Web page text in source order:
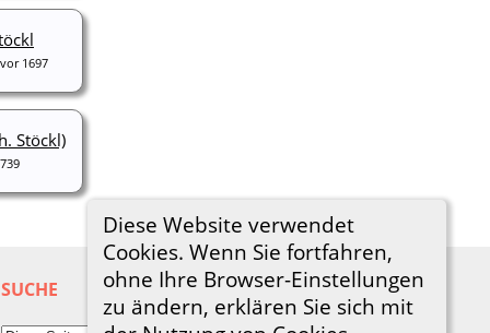
Diese Website verwendet
Cookies. Wenn Sie fortfahren,
ohne Ihre Browser-Einstellungen
zu ändern, erklären Sie sich mit
1697
Stöckl)
SUCHE